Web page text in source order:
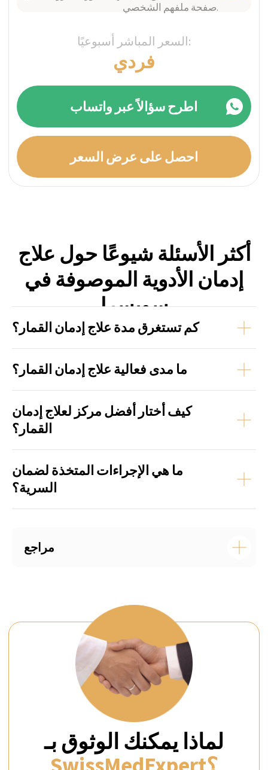
كم تستغرق مدة علاج إدمان القمار؟
ما مدى فعالية علاج إدمان القمار؟
كيف أختار أفضل مركز لعلاج إدمان
القمار؟
ما هي الإجراءات المتخذة لضمان
السرية؟
مراجع